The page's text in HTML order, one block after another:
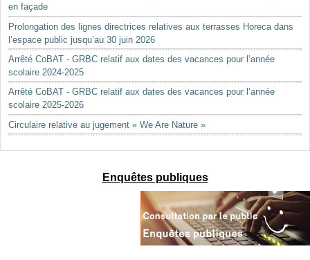
en façade
Prolongation des lignes directrices relatives aux terrasses Horeca dans
l’espace public jusqu’au 30 juin 2026
Arrêté CoBAT - GRBC relatif aux dates des vacances pour l’année
scolaire 2024-2025
Arrêté CoBAT - GRBC relatif aux dates des vacances pour l’année
scolaire 2025-2026
Circulaire relative au jugement « We Are Nature »
Enquêtes publiques